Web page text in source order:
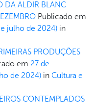
DA ALDIR BLANC
Publicado em
julho de 2024) in
PRODUÇÕES
em 27 de
de 2024) in Cultura e
CONTEMPLADOS